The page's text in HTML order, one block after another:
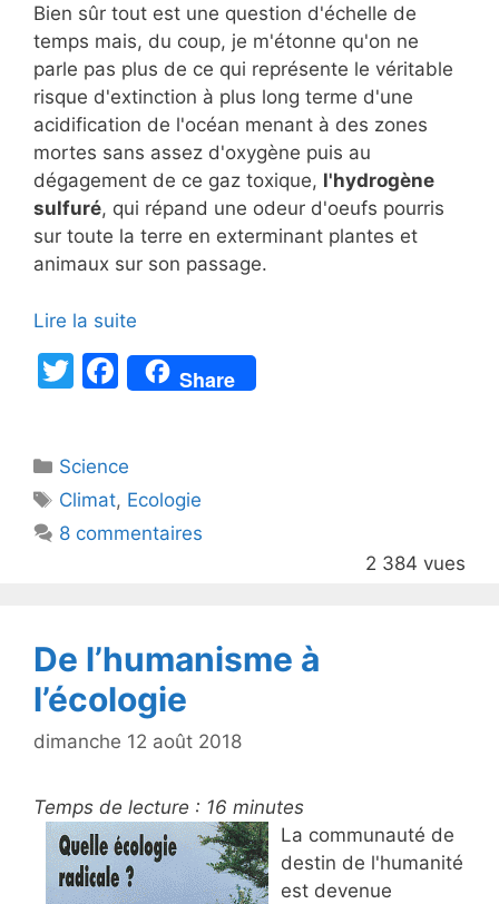
Bien sûr tout est une question d'échelle de
temps mais, du coup, je m'étonne qu'on ne
parle pas plus de ce qui représente le véritable
risque d'extinction à plus long terme d'une
acidification de l'océan menant à des zones
mortes sans assez d'oxygène puis au
dégagement de ce gaz toxique, l'hydrogène
sulfuré, qui répand une odeur d'oeufs pourris
sur toute la terre en exterminant plantes et
animaux sur son passage.
Lire la suite
T
er
F
a
e
b
o
Share
Catégories
Science
Étiquettes
Climat, Ecologie
8 commentaires
2 384 vues
De l’humanisme à
l’écologie
dimanche 12 août 2018
Temps de lecture : 16 minutes
La communauté de
destin de l'humanité
est devenue